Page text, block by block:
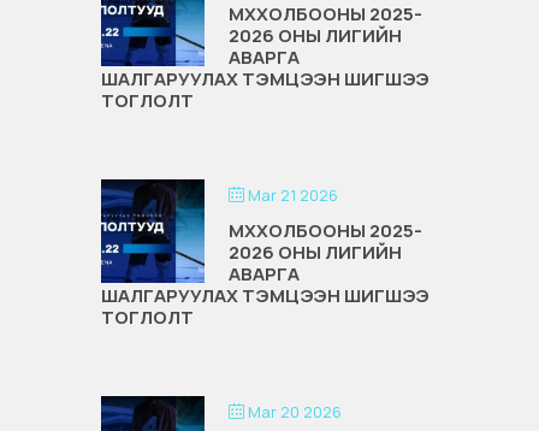
МХХОЛБООНЫ 2025-
2026 ОНЫ ЛИГИЙН
АВАРГА
ШАЛГАРУУЛАХ ТЭМЦЭЭН ШИГШЭЭ
ТОГЛОЛТ
Mar 21 2026
МХХОЛБООНЫ 2025-
2026 ОНЫ ЛИГИЙН
АВАРГА
ШАЛГАРУУЛАХ ТЭМЦЭЭН ШИГШЭЭ
ТОГЛОЛТ
Mar 20 2026